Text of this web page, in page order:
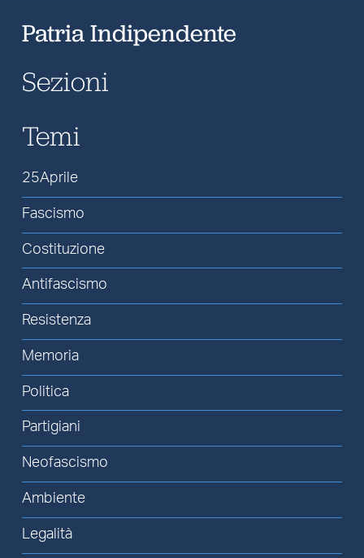
Patria Indipendente
Sezioni
Temi
25Aprile
Fascismo
Costituzione
Antifascismo
Resistenza
Memoria
Politica
Partigiani
Neofascismo
Ambiente
Legalità